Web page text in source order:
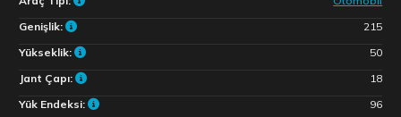
Genişlik:
215
Yükseklik:
50
Jant Çapı:
18
Yük Endeksi:
96